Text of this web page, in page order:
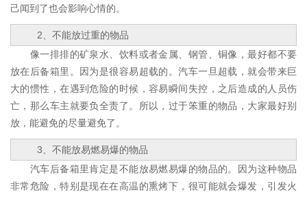
己闻到了也会影响心情的。
2、不能放过重的物品
像一排排的矿泉水、饮料或者金属、钢管、铜像，最好都不要
放在后备箱里。因为是很容易超载的。汽车一旦超载，就会带来巨
大的惯性，在遇到危险的时候，容易瞬间失控，之后造成的人员伤
亡，那么车主就要负全责了。所以，过于笨重的物品，大家最好别
放，能避免的尽量避免了。
3、不能放易燃易爆的物品
汽车后备箱里肯定是不能放易燃易爆的物品的。因为这种物品
非常危险，特别是现在在高温的熏烤下，很可能就会爆发，引发火